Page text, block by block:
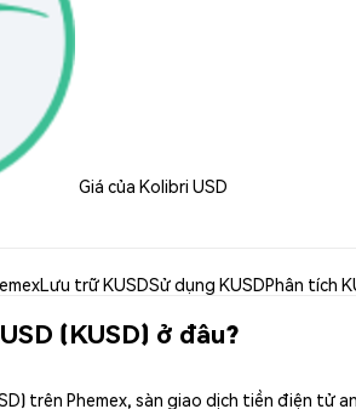
Giá của Kolibri USD
Lưu trữ KUSDSử dụng KUSDPhân tích
(KUSD) ở đâu?
trên Phemex, sàn giao dịch tiền điện